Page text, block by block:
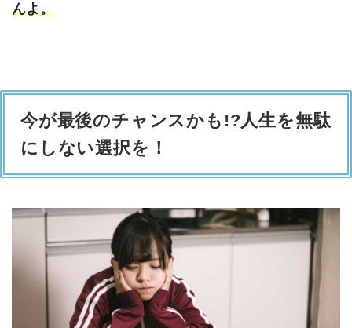
んよ。
今が最後のチャンスかも!?人生を無駄
にしない選択を！